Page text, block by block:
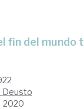
fin del
Deusto
2020